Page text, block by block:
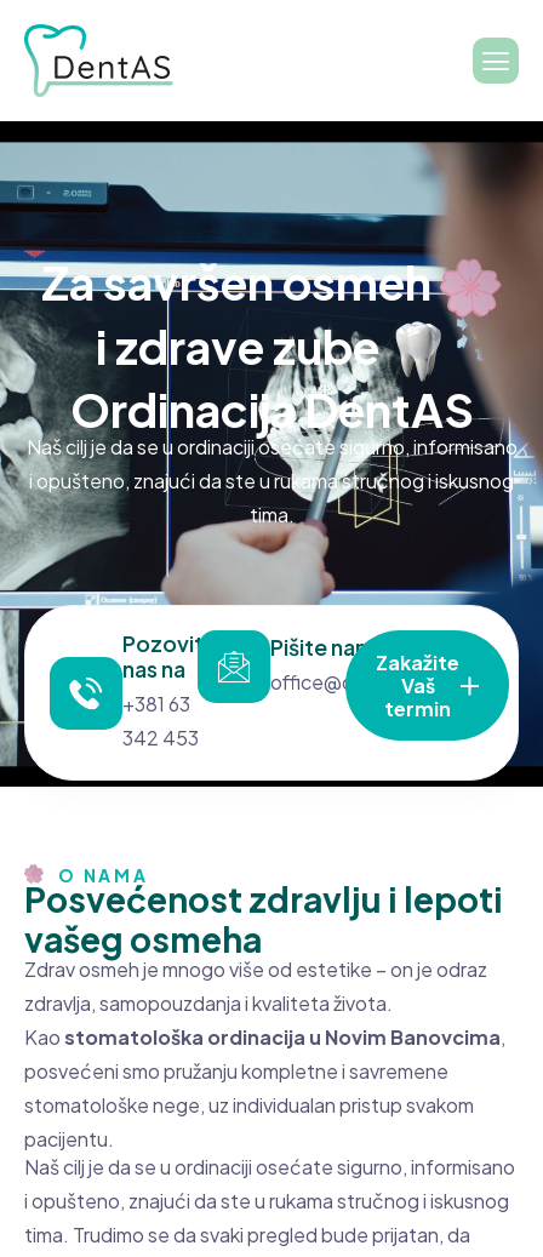
Za savršen osmeh
i zdrave zube
Ordinacija DentAS
Naš cilj je da se u ordinaciji osećate sigurno, informisano
i opušteno, znajući da ste u rukama stručnog i iskusnog
tima.
Pozovite
nas na
+381 63
342 453
Pišite nam na
office@dentas.rs
Zakažite
Vaš
termin
O NAMA
Posvećenost zdravlju i lepoti
vašeg osmeha
Zdrav osmeh je mnogo više od estetike – on je odraz
zdravlja, samopouzdanja i kvaliteta života.
Kaostomatološka ordinacija u Novim Banovcima,
posvećeni smo pružanju kompletne i savremene
stomatološke nege, uz individualan pristup svakom
pacijentu.
Naš cilj je da se u ordinaciji osećate sigurno, informisano
i opušteno, znajući da ste u rukama stručnog i iskusnog
tima. Trudimo se da svaki pregled bude prijatan, da